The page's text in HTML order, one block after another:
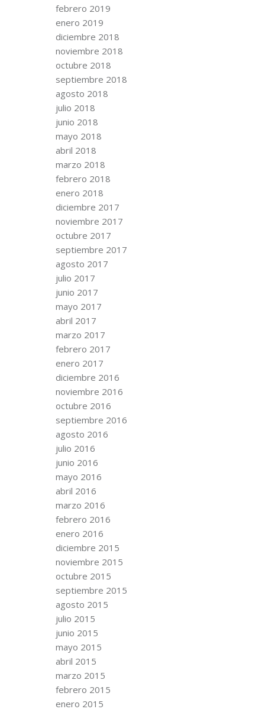
febrero 2019
enero 2019
diciembre 2018
noviembre 2018
octubre 2018
septiembre 2018
agosto 2018
julio 2018
junio 2018
mayo 2018
abril 2018
marzo 2018
febrero 2018
enero 2018
diciembre 2017
noviembre 2017
octubre 2017
septiembre 2017
agosto 2017
julio 2017
junio 2017
mayo 2017
abril 2017
marzo 2017
febrero 2017
enero 2017
diciembre 2016
noviembre 2016
octubre 2016
septiembre 2016
agosto 2016
julio 2016
junio 2016
mayo 2016
abril 2016
marzo 2016
febrero 2016
enero 2016
diciembre 2015
noviembre 2015
octubre 2015
septiembre 2015
agosto 2015
julio 2015
junio 2015
mayo 2015
abril 2015
marzo 2015
febrero 2015
enero 2015